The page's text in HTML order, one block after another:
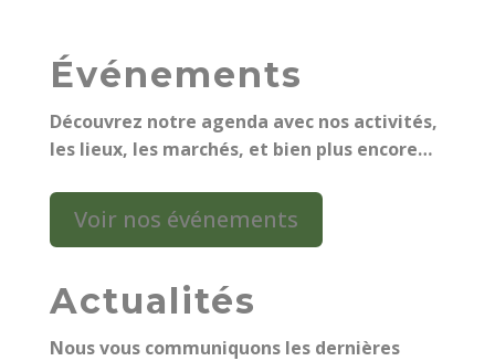
Événements
Découvrez notre agenda avec nos activités,
les lieux, les marchés, et bien plus encore…
Voir nos événements
Actualités
Nous vous communiquons les dernières